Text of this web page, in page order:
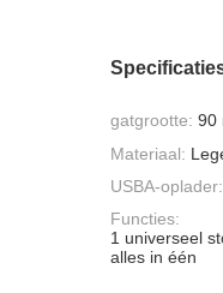
gatgrootte: 90
Materiaal:
USBA-oplader:
Functies:
1 universeel
alles in één